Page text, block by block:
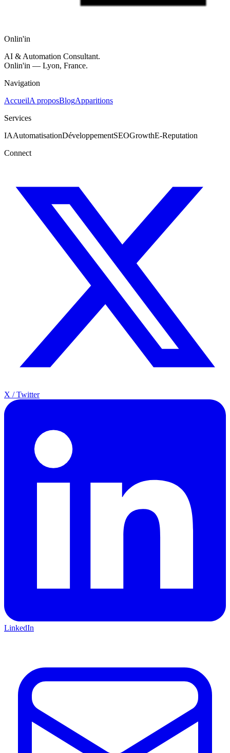
Onlin'in
AI & Automation Consultant.
Onlin'in — Lyon, France.
Navigation
AccueilA proposBlogApparitions
Services
IAAutomatisationDéveloppementSEOGrowthE-Reputation
Connect
X / Twitter
LinkedIn